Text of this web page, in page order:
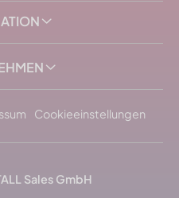
Cookieeinstellungen
Sales GmbH